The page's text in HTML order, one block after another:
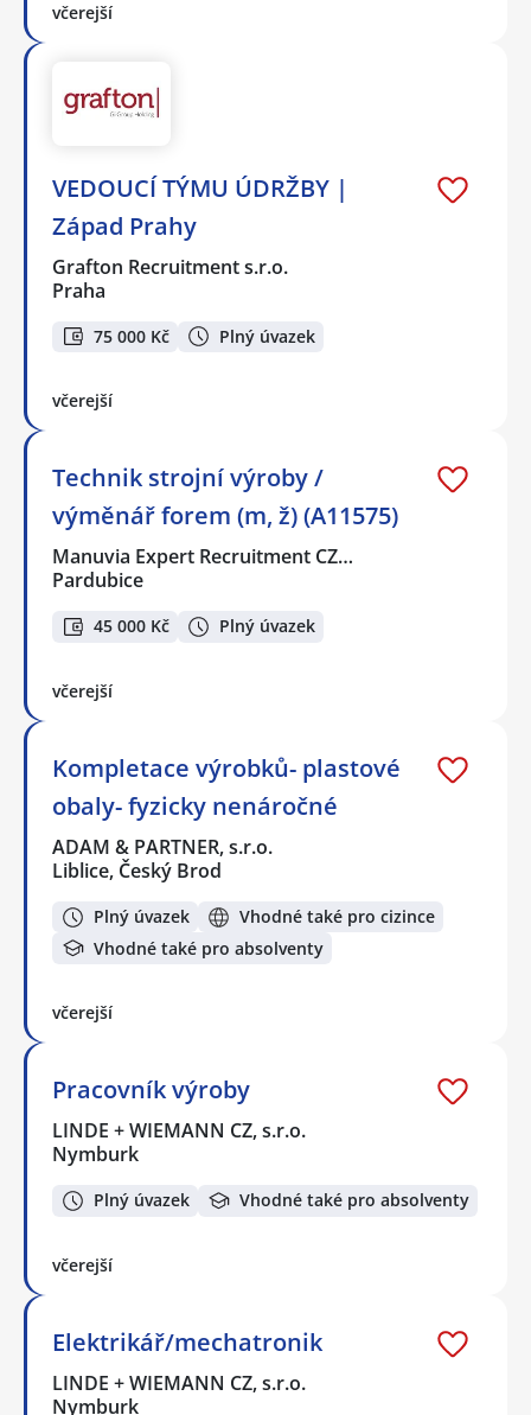
včerejší
VEDOUCÍ TÝMU ÚDRŽBY |
Západ Prahy
Grafton Recruitment s.r.o.
Praha
75 000 Kč Plný úvazek
včerejší
Technik strojní výroby /
výměnář forem (m, ž) (A11575)
Manuvia Expert Recruitment CZ…
Pardubice
45 000 Kč Plný úvazek
včerejší
Kompletace výrobků- plastové
obaly- fyzicky nenáročné
ADAM & PARTNER, s.r.o.
Liblice, Český Brod
Plný úvazek
Vhodné také pro cizince
Vhodné také pro absolventy
včerejší
Pracovník výroby
LINDE + WIEMANN CZ, s.r.o.
Nymburk
Plný úvazek Vhodné také pro absolventy
včerejší
Elektrikář/mechatronik
LINDE + WIEMANN CZ, s.r.o.
Nymburk